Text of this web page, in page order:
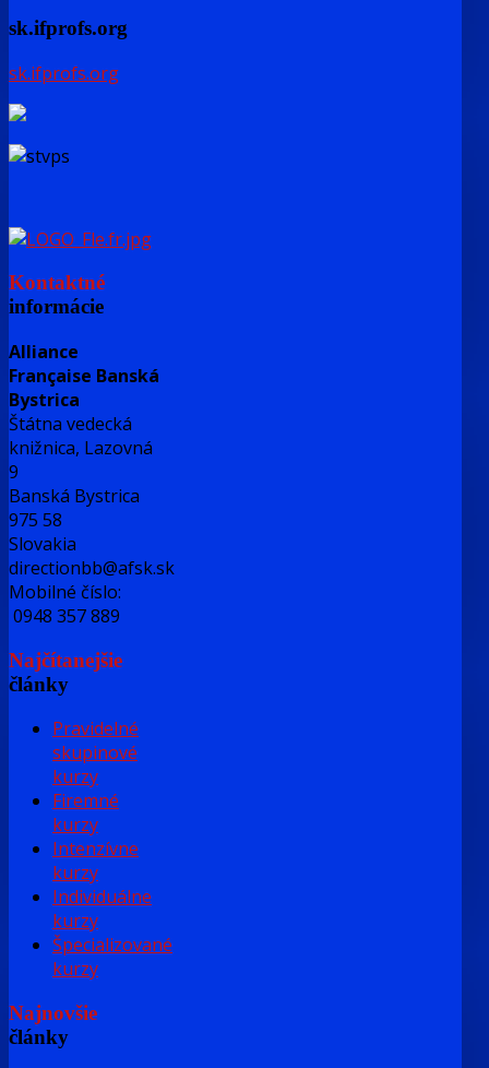
sk.ifprofs.org
sk.ifprofs.org
Kontaktné
informácie
Alliance
Française Banská
Bystrica
Štátna vedecká
knižnica, Lazovná
9
Banská Bystrica
975 58
Slovakia
directionbb@afsk.sk
Mobilné číslo:
0948 357 889
Najčítanejšie
články
Pravidelné
skupinové
kurzy
Firemné
kurzy
Intenzívne
kurzy
Individuálne
kurzy
Špecializované
kurzy
Najnovšie
články